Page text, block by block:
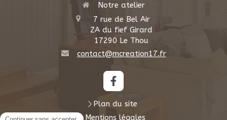
Notre atelier
7 rue de Bel Air
ZA du fief Girard
17290 Le Thou
contact@mcreation17.fr
Plan du site
Mentions légales